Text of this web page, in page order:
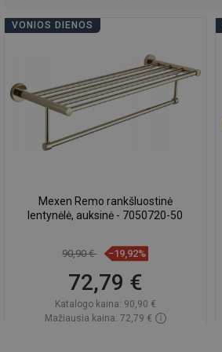
VONIOS DIENOS
Mexen Remo rankšluostinė
lentynėlė, auksinė - 7050720-50
90,90 € −19,92%
72,79 €
Katalogo kaina: 90,90 €
Mažiausia kaina: 72,79 €